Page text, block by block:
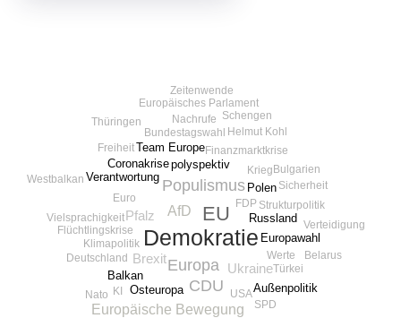
Demokratie
EU
Europa
CDU
Populismus
AfD
Europäische Bewegung
Ukraine
Brexit
Pfalz
Osteuropa
polyspektiv
Europawahl
Team Europe
Russland
Balkan
Coronakrise
Außenpolitik
Polen
Verantwortung
FDP
Finanzmarktkrise
Flüchtlingskrise
Bundestagswahl
Werte
Euro
Krieg
USA
Klimapolitik
Nachrufe
SPD
Deutschland
Europäisches Parlament
Helmut Kohl
Sicherheit
Strukturpolitik
Türkei
Vielsprachigkeit
Belarus
Bulgarien
Freiheit
KI
Nato
Schengen
Thüringen
Verteidigung
Westbalkan
Zeitenwende